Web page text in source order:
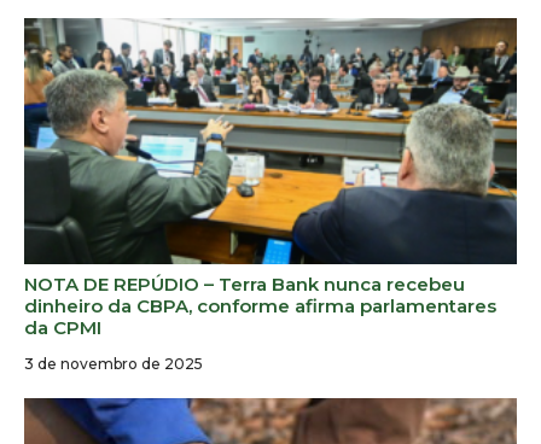
NOTA DE REPÚDIO – Terra Bank nunca recebeu
dinheiro da CBPA, conforme afirma parlamentares
da CPMI
3 de novembro de 2025